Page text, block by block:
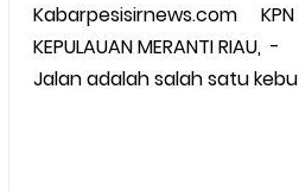
Kabarpesisirnews.com KPN
KEPULAUAN MERANTI RIAU, -
Jalan adalah salah satu